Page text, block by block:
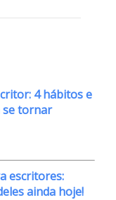
4 hábitos e
tornar
escritores:
ainda hoje!